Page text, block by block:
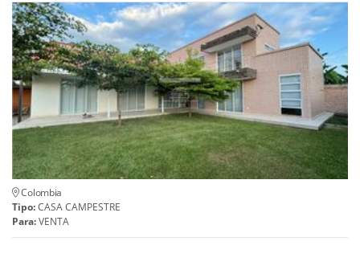
Colombia
Tipo:CASA CAMPESTRE
Para:VENTA